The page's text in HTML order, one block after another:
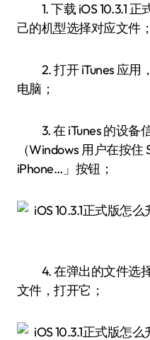
1. 下载 iOS 10.3.1 正
己的机型选择对应文件；
2. 打开 iTunes 应用
电脑；
3. 在 iTunes 的设备
（Windows 用户在按
iPhone…」按钮；
4. 在弹出的文件选
文件，打开它；